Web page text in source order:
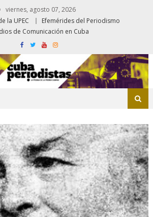
viernes, agosto 07, 2026
la UPEC
Efemérides del Periodismo
de Comunicación en Cuba